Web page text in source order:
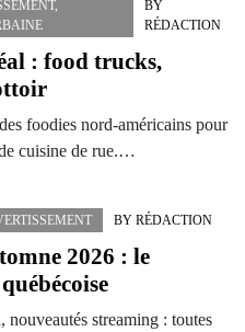
,
BY
RÉDACTION
: food trucks,
foodies nord-américains pour
cuisine de rue.…
BY RÉDACTION
2026 : le
streaming : toutes